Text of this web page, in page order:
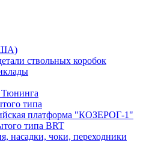
ствольных коробок
типа
платформа "КОЗЕРОГ-1"
типа BRT
насадки, чоки, переходники